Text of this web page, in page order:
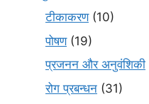
टीकाकरण(10)
पोषण(19)
प्रजनन और अनुवंशिकी
रोग प्रबन्धन (31)